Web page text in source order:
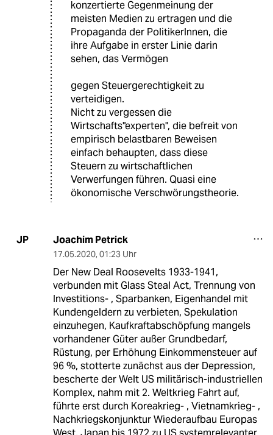
konzertierte Gegenmeinung der
meisten Medien zu ertragen und die
Propaganda der PolitikerInnen, die
ihre Aufgabe in erster Linie darin
sehen, das Vermögen
gegen Steuergerechtigkeit zu
verteidigen.
Nicht zu vergessen die
Wirtschafts"experten", die befreit von
empirisch belastbaren Beweisen
einfach behaupten, dass diese
Steuern zu wirtschaftlichen
Verwerfungen führen. Quasi eine
ökonomische Verschwörungstheorie.
JP Joachim Petrick
17.05.2020, 01:23 Uhr
Der New Deal Roosevelts 1933-1941,
verbunden mit Glass Steal Act, Trennung von
Investitions- , Sparbanken, Eigenhandel mit
Kundengeldern zu verbieten, Spekulation
einzuhegen, Kaufkraftabschöpfung mangels
vorhandener Güter außer Grundbedarf,
Rüstung, per Erhöhung Einkommensteuer auf
96 %, stotterte zunächst aus der Depression,
bescherte der Welt US militärisch-industriellen
Komplex, nahm mit 2. Weltkrieg Fahrt auf,
führte erst durch Koreakrieg- , Vietnamkrieg- ,
Nachkriegskonjunktur Wiederaufbau Europas